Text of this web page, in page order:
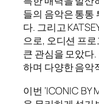
들의 음악은 통통
다. 그리고
으로, 오디션 프
큰 관심을 모았다
하며 다양한 음악
이번 ‘ICONIC BY